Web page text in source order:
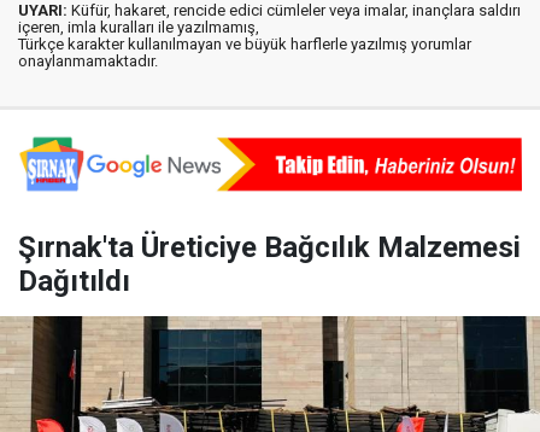
UYARI: Küfür, hakaret, rencide edici cümleler veya imalar, inançlara saldırı
içeren, imla kuralları ile yazılmamış,
Türkçe karakter kullanılmayan ve büyük harflerle yazılmış yorumlar
onaylanmamaktadır.
Şırnak'ta Üreticiye Bağcılık Malzemesi
Dağıtıldı